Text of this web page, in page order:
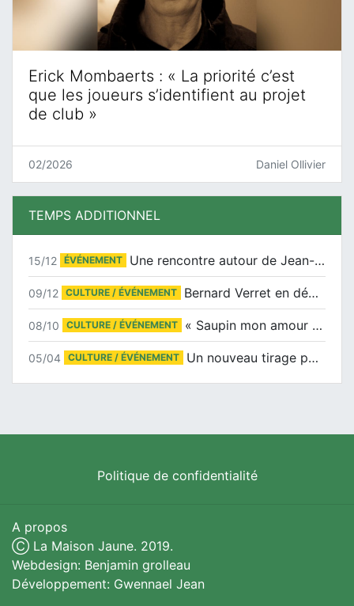
Erick Mombaerts : « La priorité c’est
que les joueurs s’identifient au projet
de club »
02/2026 Daniel Ollivier
TEMPS ADDITIONNEL
15/12 ÉVÉNEMENT Une rencontre autour de Jean-Claude Suaudeau
09/12 CULTURE / ÉVÉNEMENT Bernard Verret en dédicaces le samedi 13 décembre à l’Espace Culturel Atlantis
08/10 CULTURE / ÉVÉNEMENT « Saupin mon amour » au salon du livre de Trentemoult
05/04 CULTURE / ÉVÉNEMENT Un nouveau tirage pour le Docu-BD
Politique de confidentialité
A propos
Ⓒ La Maison Jaune. 2019.
Webdesign: Benjamin grolleau
Développement: Gwennael Jean